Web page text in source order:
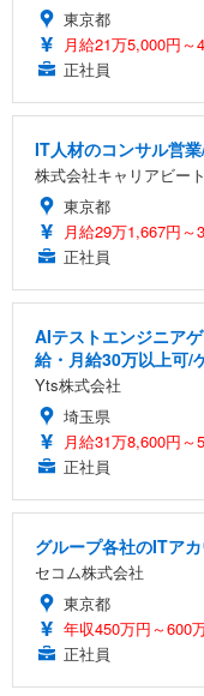
東京都
月給21万5,000円～
正社員
IT人材のコンサル営
株式会社キャリアビート
東京都
月給29万1,667円～
正社員
AIテストエンジニア
給・月給30万以上可/
Yts株式会社
埼玉県
月給31万8,600円～
正社員
グループ各社のITア
セコム株式会社
東京都
年収450万円～600
正社員